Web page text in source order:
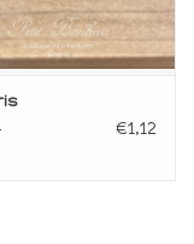
€1,12